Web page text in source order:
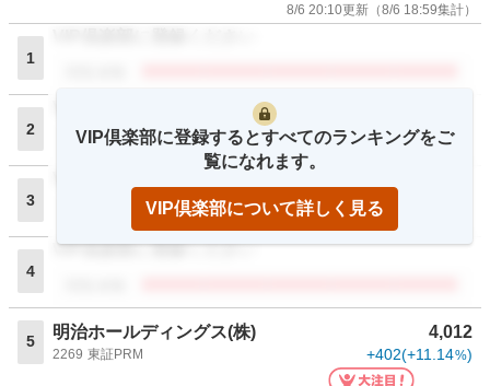
8/6 20:10更新 （8/6 18:59集計）
1
2
VIP倶楽部に登録ください
閲覧者数
3
4
VIP倶楽部に登録ください
5
明治ホールディングス(株) 4,012
2269 東証PRM +402(+11.14%)
VIP倶楽部に登録するとすべてのランキングをご
覧になれます。
VIP倶楽部について詳しく見る